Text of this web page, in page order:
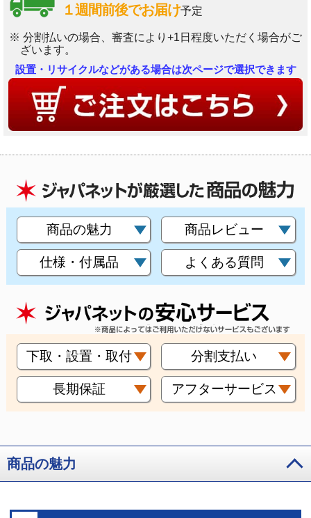
１週間前後でお届け予定
※ 分割払いの場合、審査により+1日程度いただく場合がご
ざいます。
設置・リサイクルなどがある場合は次ページで選択できます
商品の魅力 商品レビュー
仕様・付属品 よくある質問
下取・設置・取付 分割支払い
長期保証 アフターサービス
商品の魅力